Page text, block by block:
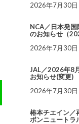
2026年7月30日
NCA／日本発
のお知らせ（
2026年7月30日
JAL／2026年8
お知らせ(変更)
2026年7月30日
椿本チエイン／
ボンニュートラ